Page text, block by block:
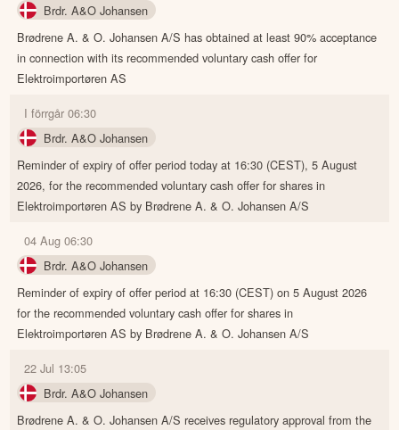
Brdr. A&O Johansen
Brødrene A. & O. Johansen A/S has obtained at least 90% acceptance
in connection with its recommended voluntary cash offer for
Elektroimportøren AS
I förrgår 06:30
Brdr. A&O Johansen
Reminder of expiry of offer period today at 16:30 (CEST), 5 August
2026, for the recommended voluntary cash offer for shares in
Elektroimportøren AS by Brødrene A. & O. Johansen A/S
04 Aug 06:30
Brdr. A&O Johansen
Reminder of expiry of offer period at 16:30 (CEST) on 5 August 2026
for the recommended voluntary cash offer for shares in
Elektroimportøren AS by Brødrene A. & O. Johansen A/S
22 Jul 13:05
Brdr. A&O Johansen
Brødrene A. & O. Johansen A/S receives regulatory approval from the